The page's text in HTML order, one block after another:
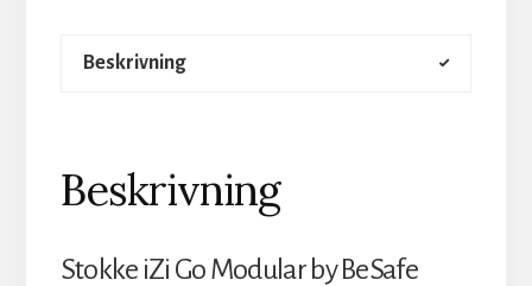
Beskrivning
Beskrivning
Stokke iZi Go Modular by BeSafe